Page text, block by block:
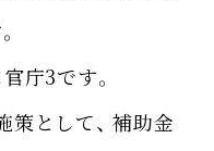
庁3です。
として、 補助金